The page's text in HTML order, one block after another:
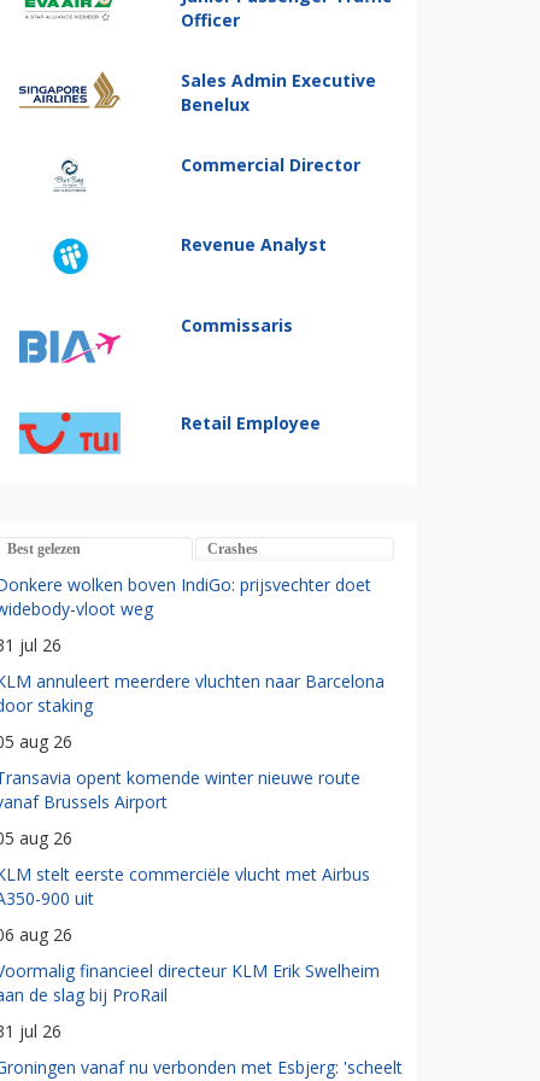
Officer
Sales Admin Executive
Benelux
Commercial Director
Revenue Analyst
Commissaris
Retail Employee
Best gelezen Crashes
wolken boven IndiGo: prijsvechter doet
vloot weg
jul 26
annuleert meerdere vluchten naar Barcelona
staking
aug 26
opent komende winter nieuwe route
Brussels Airport
aug 26
stelt eerste commerciële vlucht met Airbus
900 uit
aug 26
financieel directeur KLM Erik Swelheim
de slag bij ProRail
jul 26
vanaf nu verbonden met Esbjerg: 'scheelt